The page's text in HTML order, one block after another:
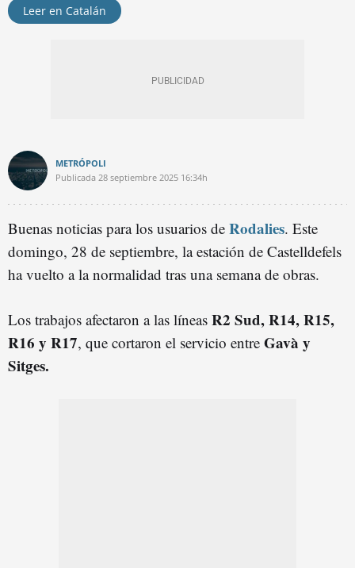
Leer en Catalán
METRÓPOLI
Publicada 28 septiembre 2025 16:34h
Buenas noticias para los usuarios de Rodalies. Este
domingo, 28 de septiembre, la estación de Castelldefels
ha vuelto a la normalidad tras una semana de obras.
Los trabajos afectaron a las líneas R2 Sud, R14, R15,
R16 y R17, que cortaron el servicio entre Gavà y
Sitges.